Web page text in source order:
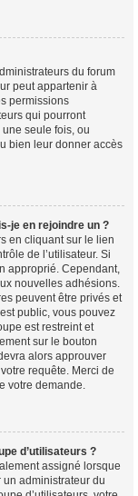
du forum
peut appartenir à
permissions
qui pourront
seule fois, ou
bien leur donner accès
je en rejoindre un ?
en cliquant sur le lien
de l’utilisateur. Si
approprié. Cependant,
nouvelles adhésions.
peuvent être privés et
public, vous pouvez
est restreint et
sur le bouton
alors approuver
requête. Merci de
votre demande.
d’utilisateurs ?
assigné lorsque
un administrateur du